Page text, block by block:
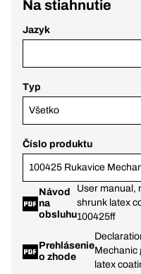
Na stiahnutie
Jazyk
Typ
Všetko
Číslo produktu
Návod
na
obsluhu
User manual,
shrunk latex
100425ff
Prehlásenie
o zhode
Mechanic
latex